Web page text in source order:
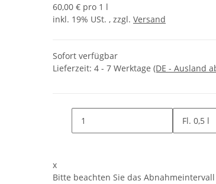
60,00 € pro 1 l
inkl. 19% USt. , zzgl. Versand
Sofort verfügbar
Lieferzeit: 4 - 7 Werktage (DE - Ausland
Fl. 0,5 l
x
Bitte beachten Sie das Abnahmeintervall